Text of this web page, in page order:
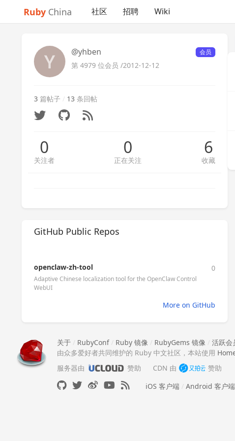
Ruby China 社区 招聘 Wiki
@yhben 会员
第 4979 位会员 /2012-12-12
3 篇帖子 / 13 条回帖
0
关注者
0
正在关注
6
收藏
GitHub Public Repos
openclaw-zh-tool 0
Adaptive Chinese localization tool for the OpenClaw Control
WebUI
More on GitHub
关于 / RubyConf/ Ruby 镜像 / RubyGems 镜像 / 活跃会
由众多爱好者共同维护的 Ruby 中文社区，本站使用
服务器由
赞助 CDN 由
赞助
iOS 客户端 / Android 客户端